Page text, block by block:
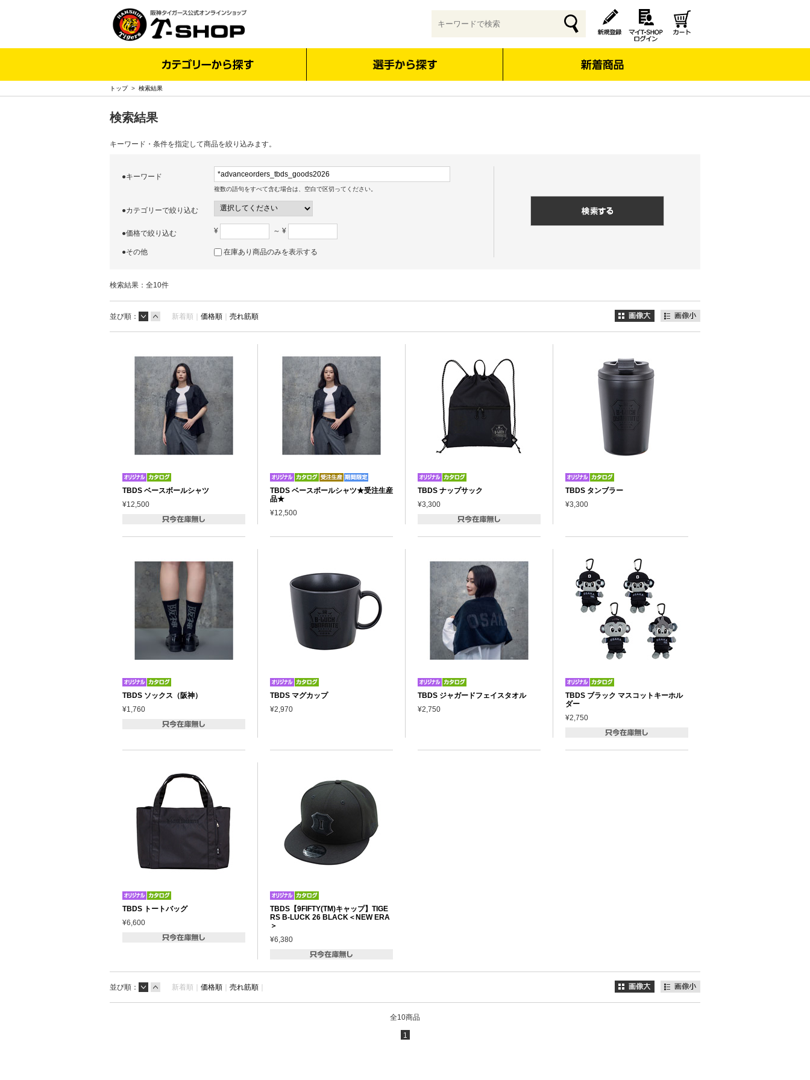
トップ> 検索結果
検索結果
キーワード・条件を指定して商品を絞り込みます。
●キーワード
複数の語句をすべて含む場合は、空白で区切ってください。
●カテゴリーで絞り込む
●価格で絞り込む ¥ ～ ¥
●その他 在庫あり商品のみを表示する
検索結果：全10件
並び順： 新着順｜ 価格順 ｜ 売れ筋順
TBDS ベースボールシャツ
¥12,500
TBDS ベースボールシャツ★受注生産
品★
¥12,500
TBDS ナップサック
¥3,300
TBDS タンブラー
¥3,300
TBDS ソックス（阪神）
¥1,760
TBDS マグカップ
¥2,970
TBDS ジャガードフェイスタオル
¥2,750
TBDS ブラック マスコットキーホル
ダー
¥2,750
TBDS トートバッグ
¥6,600
TBDS【9FIFTY(TM)キャップ】TIGE
RS B-LUCK 26 BLACK＜NEW ERA
＞
¥6,380
並び順： 新着順｜ 価格順 ｜ 売れ筋順 ｜
全10商品
1